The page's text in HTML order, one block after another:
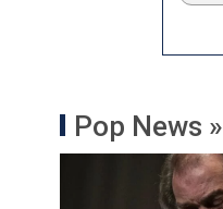
Pop News »